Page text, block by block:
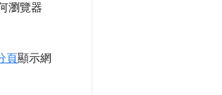
瀏覽器
頁顯示網